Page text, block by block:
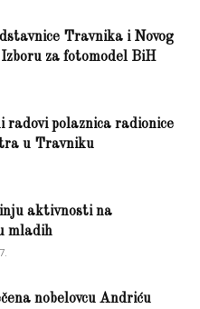
Travnika i Novog
za fotomodel BiH
radovi polaznica radionice
u Travniku
aktivnosti na
mladih
nobelovcu Andriću